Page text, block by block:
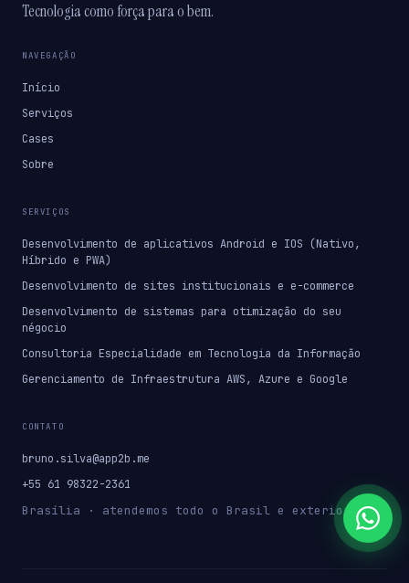
Tecnologia como força para o bem.
NAVEGAÇÃO
Início
Serviços
Cases
Sobre
SERVIÇOS
Desenvolvimento de aplicativos Android e IOS (Nativo,
Híbrido e PWA)
Desenvolvimento de sites institucionais e e-commerce
Desenvolvimento de sistemas para otimização do seu
négocio
Consultoria Especialidade em Tecnologia da Informação
Gerenciamento de Infraestrutura AWS, Azure e Google
CONTATO
bruno.silva@app2b.me
+55 61 98322-2361
Brasília · atendemos todo o Brasil e exterior